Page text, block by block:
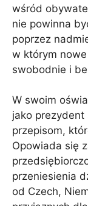
wśród
nie powinna
poprzez
w którym
swobodnie i
W swoim
jako prezydent
przepisom,
Opowiada się
przeniesienia
od Czech,